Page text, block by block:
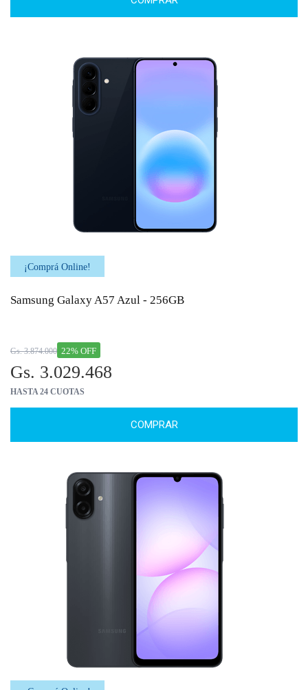
¡Comprá Online!
Samsung Galaxy A57 Azul - 256GB
22% OFF
Gs. 3.874.000
Gs. 3.029.468
HASTA 24 CUOTAS
COMPRAR